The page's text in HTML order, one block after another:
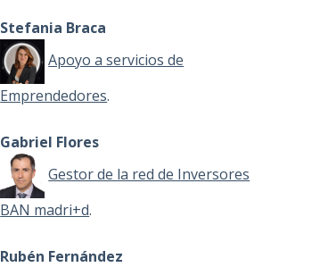
Stefania Braca
Apoyo a servicios de
Emprendedores.
Gabriel Flores
Gestor de la red de Inversores
BAN madri+d.
Rubén Fernández